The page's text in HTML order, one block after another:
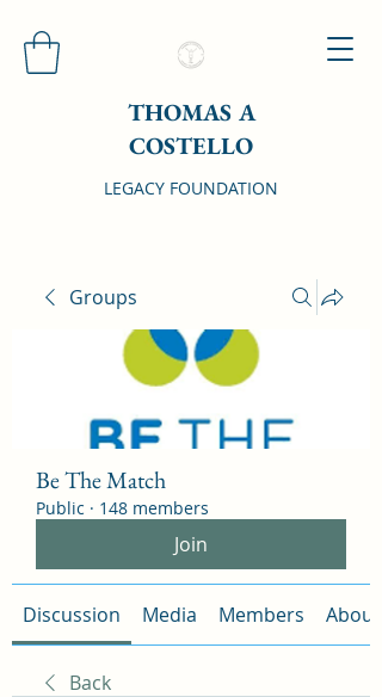
THOMAS A
COSTELLO
LEGACY FOUNDATION
Groups
Be The Match
Public · 148 members
Join
Discussion Media Members About
Back